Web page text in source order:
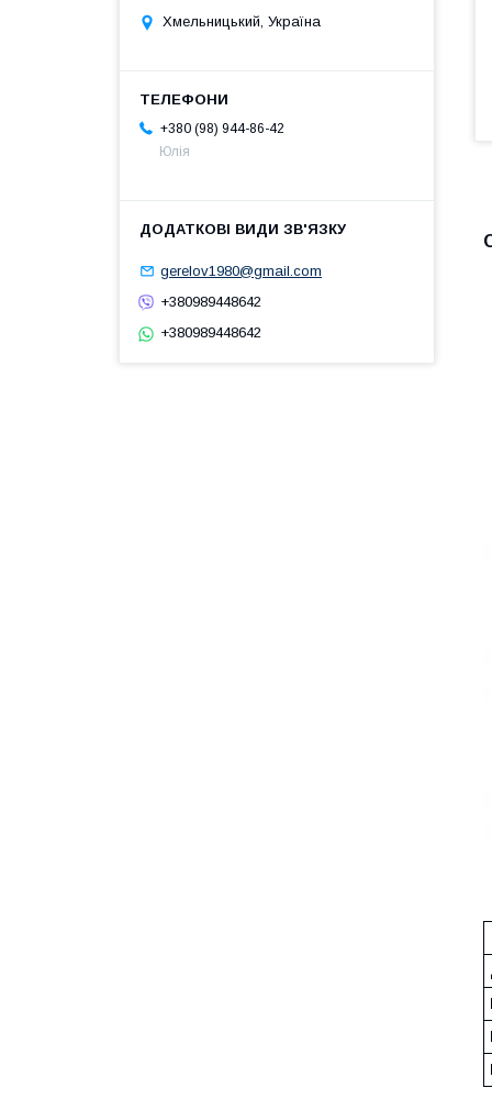
Хмельницький, Україна
+380 (98) 944-86-42
Юлія
gerelov1980@gmail.com
+380989448642
+380989448642